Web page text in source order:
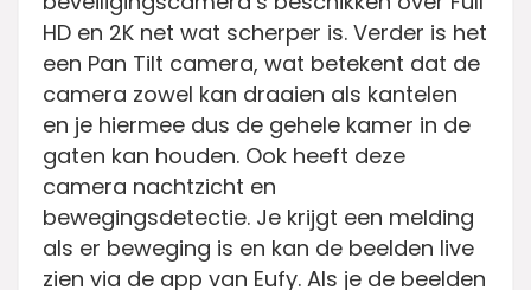
HD en 2K net wat scherper is. Verder is het
een Pan Tilt camera, wat betekent dat de
camera zowel kan draaien als kantelen
en je hiermee dus de gehele kamer in de
gaten kan houden. Ook heeft deze
camera nachtzicht en
bewegingsdetectie. Je krijgt een melding
als er beweging is en kan de beelden live
zien via de app van Eufy. Als je de beelden